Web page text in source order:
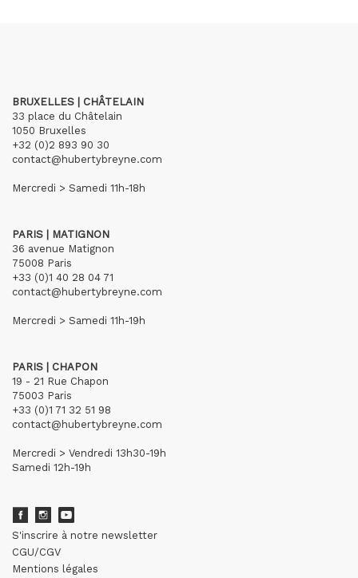
BRUXELLES | CHÂTELAIN
33 place du Châtelain
1050 Bruxelles
+32 (0)2 893 90 30
contact@hubertybreyne.com
Mercredi > Samedi 11h-18h
PARIS | MATIGNON
36 avenue Matignon
75008 Paris
+33 (0)1 40 28 04 71
contact@hubertybreyne.com
Mercredi > Samedi 11h-19h
PARIS | CHAPON
19 - 21 Rue Chapon
75003 Paris
+33 (0)1 71 32 51 98
contact@hubertybreyne.com
Mercredi > Vendredi 13h30-19h
Samedi 12h-19h
S'inscrire à notre newsletter
CGU/CGV
Mentions légales